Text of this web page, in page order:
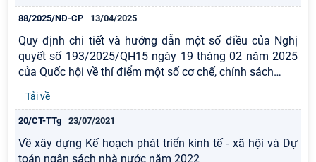
88/2025/NĐ-CP 13/04/2025
Quy định chi tiết và hướng dẫn một số điều của Nghị
quyết số 193/2025/QH15 ngày 19 tháng 02 năm 2025
của Quốc hội về thí điểm một số cơ chế, chính sách…
Tải về
20/CT-TTg 23/07/2021
Về xây dựng Kế hoạch phát triển kinh tế - xã hội và Dự
toán ngân sách nhà nước năm 2022